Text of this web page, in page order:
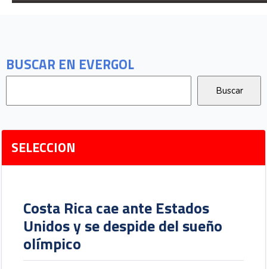
BUSCAR EN EVERGOL
SELECCION
Costa Rica cae ante Estados
Unidos y se despide del sueño
olímpico